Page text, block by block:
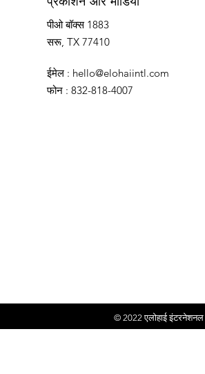
प्रकाशन और मीडिया
पीओ बॉक्स 1883
सरू, TX 77410
ईमेल : hello@elohaiintl.com
फोन : 832-818-4007
© 2022एलोहाई इंटरनेशनल